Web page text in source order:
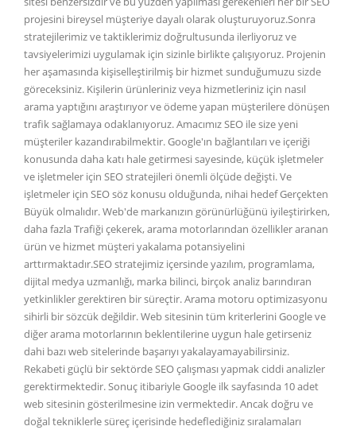
projesini bireysel müşteriye dayalı olarak oluşturuyoruz.Sonra
stratejilerimiz ve taktiklerimiz doğrultusunda ilerliyoruz ve
tavsiyelerimizi uygulamak için sizinle birlikte çalışıyoruz. Projenin
her aşamasında kişiselleştirilmiş bir hizmet sunduğumuzu sizde
göreceksiniz. Kişilerin ürünleriniz veya hizmetleriniz için nasıl
arama yaptığını araştırıyor ve ödeme yapan müşterilere dönüşen
trafik sağlamaya odaklanıyoruz. Amacımız SEO ile size yeni
müşteriler kazandırabilmektir. Google'ın bağlantıları ve içeriği
konusunda daha katı hale getirmesi sayesinde, küçük işletmeler
ve işletmeler için SEO stratejileri önemli ölçüde değişti. Ve
işletmeler için SEO söz konusu olduğunda, nihai hedef Gerçekten
Büyük olmalıdır. Web'de markanızın görünürlüğünü iyileştirirken,
daha fazla Trafiği çekerek, arama motorlarından özellikler aranan
ürün ve hizmet müşteri yakalama potansiyelini
arttırmaktadır.SEO stratejimiz içersinde yazılım, programlama,
dijital medya uzmanlığı, marka bilinci, birçok analiz barındıran
yetkinlikler gerektiren bir süreçtir. Arama motoru optimizasyonu
sihirli bir sözcük değildir. Web sitesinin tüm kriterlerini Google ve
diğer arama motorlarının beklentilerine uygun hale getirseniz
dahi bazı web sitelerinde başarıyı yakalayamayabilirsiniz.
Rekabeti güçlü bir sektörde SEO çalışması yapmak ciddi analizler
gerektirmektedir. Sonuç itibariyle Google ilk sayfasında 10 adet
web sitesinin gösterilmesine izin vermektedir. Ancak doğru ve
doğal tekniklerle süreç içerisinde hedeflediğiniz sıralamaları